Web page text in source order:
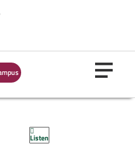
Listen